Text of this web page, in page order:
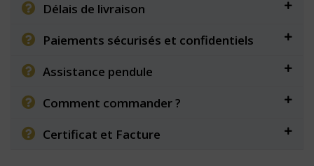
Délais de livraison
Paiements sécurisés et confidentiels
Assistance pendule
Comment commander ?
Certificat et Facture